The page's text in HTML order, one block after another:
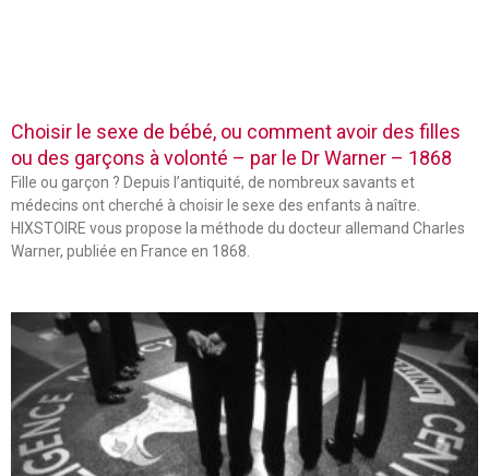
Choisir le sexe de bébé, ou comment avoir des filles
ou des garçons à volonté – par le Dr Warner – 1868
Fille ou garçon ? Depuis l’antiquité, de nombreux savants et
médecins ont cherché à choisir le sexe des enfants à naître.
HIXSTOIRE vous propose la méthode du docteur allemand Charles
Warner, publiée en France en 1868.